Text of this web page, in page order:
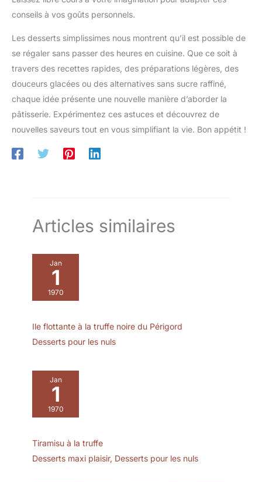
conseils à vos goûts personnels.
Les desserts simplissimes nous montrent qu’il est possible de
se régaler sans passer des heures en cuisine. Que ce soit à
travers des recettes rapides, des préparations légères, des
douceurs glacées ou des alternatives sans sucre raffiné,
chaque idée présente une nouvelle manière d’aborder la
pâtisserie. Expérimentez ces astuces et découvrez de
nouvelles saveurs tout en vous simplifiant la vie. Bon appétit !
Articles similaires
Jan
1
1970
Ile flottante à la truffe noire du Périgord
Desserts pour les nuls
Jan
1
1970
Tiramisu à la truffe
Desserts maxi plaisir, Desserts pour les nuls